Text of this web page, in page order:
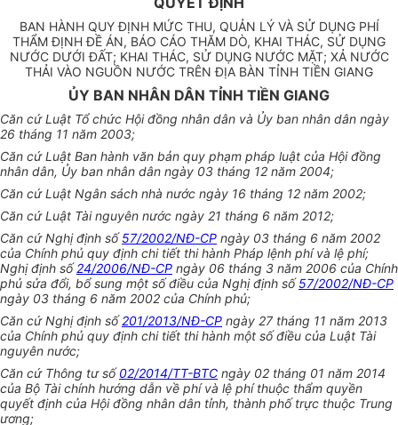
BAN HÀNH QUY ĐỊNH MỨC THU, QUẢN LÝ VÀ SỬ DỤNG PHÍ
THẨM ĐỊNH ĐỀ ÁN, BÁO CÁO THĂM DÒ, KHAI THÁC, SỬ DỤNG
NƯỚC DƯỚI ĐẤT; KHAI THÁC, SỬ DỤNG NƯỚC MẶT; XẢ NƯỚC
THẢI VÀO NGUỒN NƯỚC TRÊN ĐỊA BÀN TỈNH TIỀN GIANG
ỦY BAN NHÂN DÂN TỈNH TIỀN GIANG
Căn cứ Luật Tổ chức Hội đồng nhân dân và Ủy ban nhân dân ngày
26 tháng 11 năm 2003;
Căn cứ Luật Ban hành văn bản quy phạm pháp luật của Hội đồng
nhân dân, Ủy ban nhân dân ngày 03 tháng 12 năm 2004;
Căn cứ Luật Ngân sách nhà nước ngày 16 tháng 12 năm 2002;
Căn cứ Luật Tài nguyên nước ngày 21 tháng 6 năm 2012;
Căn cứ Nghị định số57/2002/NĐ-CP ngày 03 tháng 6 năm 2002
của Chính phủ quy định chi tiết thi hành Pháp lệnh phí và lệ phí;
Nghị định số24/2006/NĐ-CP ngày 06 tháng 3 năm 2006 của Chính
phủ sửa đổi, bổ sung một số điều của Nghị định số57/2002/NĐ-CP
ngày 03 tháng 6 năm 2002 của Chính phủ;
Căn cứ Nghị định số201/2013/NĐ-CP ngày 27 tháng 11 năm 2013
của Chính phủ quy định chi tiết thi hành một số điều của Luật Tài
nguyên nước;
Căn cứ Thông tư số02/2014/TT-BTC ngày 02 tháng 01 năm 2014
của Bộ Tài chính hướng dẫn về phí và lệ phí thuộc thẩm quyền
quyết định của Hội đồng nhân dân tỉnh, thành phố trực thuộc Trung
ương;